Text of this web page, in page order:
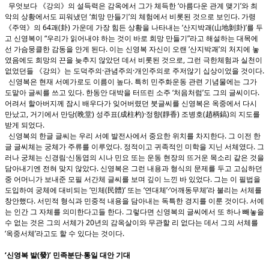
무엇보다 《강의》의 설득력은 감옥에서 그가 체득한 ‘아름다운 관계 맺기’와 최
악의 상황에서도 피워냈던 ‘희망 만들기’의 체험에서 비롯된 것으로 보인다. 가령
《주역》의 64괘(卦) 가운데 가장 힘든 상황을 나타내는 ‘산지박괘(山地剝卦)’를 두
고 신영복이 “우리가 읽어내야 하는 것이 바로 희망 만들기”라고 해설하는 대목에
선 가슴뭉클한 감동을 안게 된다. 이는 신영복 자신이 오랜 ‘산지박괘’의 처지에 놓
였음에도 희망의 끈을 늦추지 않았던 데서 비롯된 것으로, 그런 극한체험과 실천이
없었던들 《강의》는 도덕주의·관념주의·개인주의로 주저않기 십상이었을 것이다.
신영복은 현재 서예가로도 이름이 높다. 특히 민주화운동 관련 기념물에는 그가
도맡아 글씨를 쓰고 있다. 한동안 대박을 터뜨린 소주 ‘처음처럼’도 그의 글씨이다.
어려서 할아버지께 잠시 배우다가 잊어버렸던 붓글씨를 신영복은 옥중에서 다시
만났고, 거기에서 만당(晩堂) 성주표(成柱杓)·정향(靜香) 조병호(趙柄鎬)의 지도를
받게 되었다.
신영복의 한글 글씨는 우리 서예 발전사에서 중요한 위치를 차지한다. 그 이전 한
글 글씨체는 궁체가 주류를 이루었다. 정적이고 귀족적인 미학을 지닌 서체였다. 그
러나 궁체는 신경림·신동엽의 시나 민요 또는 운동 현장의 뜨거운 목소리 같은 것을
담아내기엔 전혀 맞지 않았다. 신영복은 그런 내용과 형식의 문제를 두고 고심하던
중 어머니가 보내준 모필 서간체 글씨를 보며 깊이 느낀 바 있었다. 그는 이 필법을
도입하여 궁체에 대비되는 ‘민체(民體)’ 또는 ‘연대체’·‘어깨동무체’라 불리는 서체를
창안했다. 서민적 형식과 민중적 내용을 담아내는 독특한 경지를 이룬 것이다. 서예
는 인간 그 자체를 의미한다고들 한다. 그렇다면 신영복의 글씨에서 또 하나 빼놓을
수 없는 것은 그의 서체가 20년의 감옥살이와 무관할 리 없다는 데서 그의 서체를
‘옥중서체’라고도 할 수 있다는 것이다.
‘신영복 발(發)’ 민족분단·통일 대안 기대